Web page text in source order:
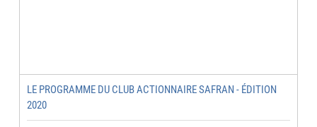
LE PROGRAMME DU CLUB ACTIONNAIRE SAFRAN - ÉDITION
2020